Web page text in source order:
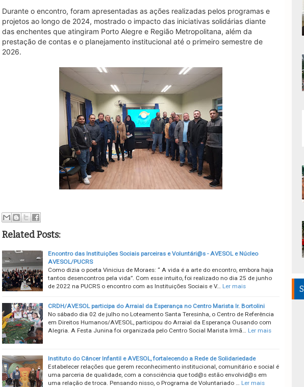
Durante o encontro, foram apresentadas as ações realizadas pelos programas e
projetos ao longo de 2024, mostrado o impacto das iniciativas solidárias diante
das enchentes que atingiram Porto Alegre e Região Metropolitana, além da
prestação de contas e o planejamento institucional até o primeiro semestre de
2026.
Related Posts:
Encontro das Instituições Sociais parceiras e Voluntári@s - AVESOL e Núcleo
AVESOL/PUCRS
Como dizia o poeta Vinicius de Moraes: “ A vida é a arte do encontro, embora haja
tantos desencontros pela vida”. Com esse intuito, foi realizado no dia 25 de junho
de 2022 na PUCRS o encontro com as Instituições Sociais e V…
Ler mais
CRDH/AVESOL participa do Arraial da Esperança no Centro Marista Ir. Bortolini
No sábado dia 02 de julho no Loteamento Santa Teresinha, o Centro de Referência
em Direitos Humanos/AVESOL, participou do Arraial da Esperança Ousando com
Alegria. A Festa Junina foi organizada pelo Centro Social Marista Irmã…
Ler mais
Instituto do Câncer Infantil e AVESOL, fortalecendo a Rede de Solidariedade
Estabelecer relações que gerem reconhecimento institucional, comunitário e social é
uma parceria de qualidade, com a consciência que tod@s estão envolvid@s em
uma relação de troca. Pensando nisso, o Programa de Voluntariado …
Ler mais